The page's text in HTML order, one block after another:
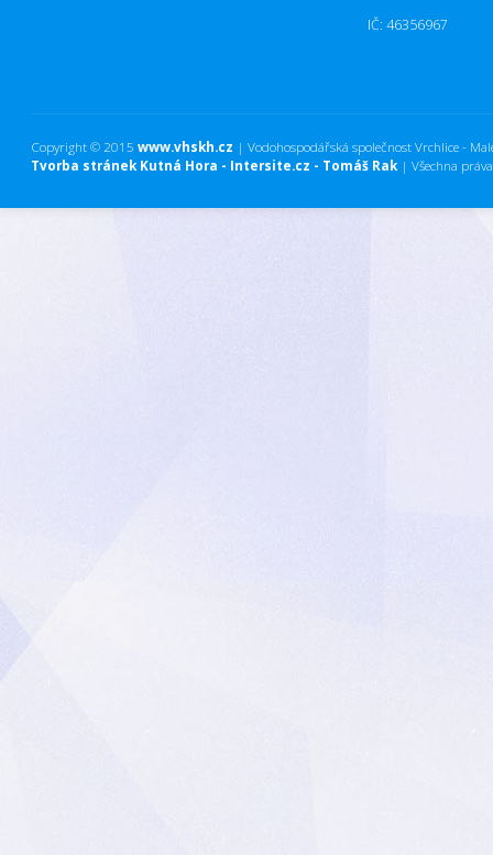
IČ: 46356967
Copyright © 2015 www.vhskh.cz | Vodohospodářská společnost Vrchlice -
Tvorba stránek Kutná Hora - Intersite.cz - Tomáš Rak | Všechna